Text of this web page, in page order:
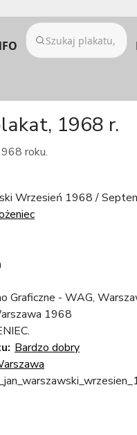
1968 r.
roku.
Wrzesień 1968 /
Graficzne - WAG,
1968
Bardzo dobry